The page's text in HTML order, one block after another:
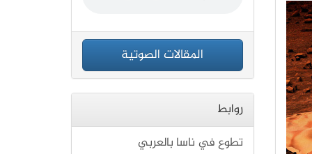
المقالات الصوتية
روابط
تطوع في ناسا بالعربي